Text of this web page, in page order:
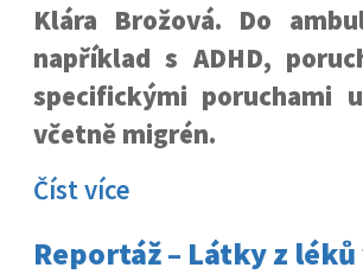
Klára Brožová. Do
například s ADHD,
specifickými poruchami
včetně migrén.
Číst více
Reportáž – Látky z